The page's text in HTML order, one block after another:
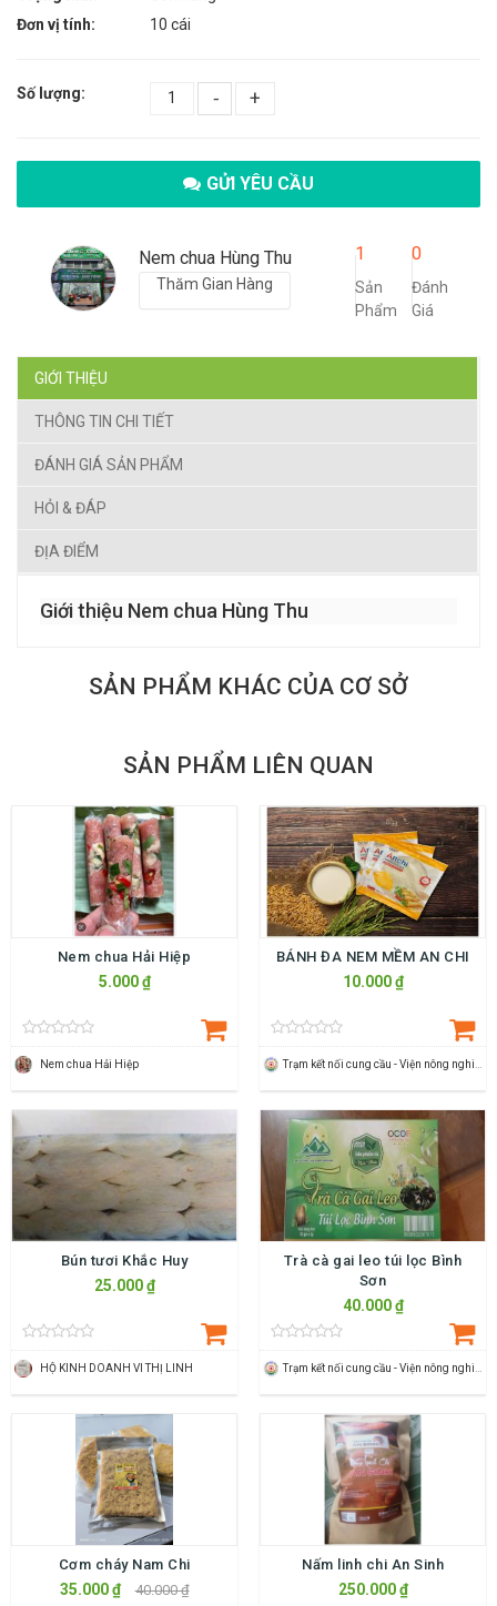
Đơn vị tính:
10 cái
Số lượng: - +
GỬI YÊU CẦU
Nem chua Hùng Thu
Thăm Gian Hàng
1
Sản
Phẩm
0
Đánh
Giá
GIỚI THIỆU
THÔNG TIN CHI TIẾT
ĐÁNH GIÁ SẢN PHẨM
HỎI & ĐÁP
ĐỊA ĐIỂM
Giới thiệu Nem chua Hùng Thu
SẢN PHẨM KHÁC CỦA CƠ SỞ
SẢN PHẨM LIÊN QUAN
Nem chua Hải Hiệp
5.000 ₫
Nem chua Hải Hiệp
BÁNH ĐA NEM MỀM AN CHI
10.000 ₫
Bún tươi Khắc Huy
25.000 ₫
HỘ KINH DOANH VI THỊ LINH
Trà cà gai leo túi lọc Bình
Sơn
40.000 ₫
Cơm cháy Nam Chi
35.000 ₫ 40.000 ₫
Nấm linh chi An Sinh
250.000 ₫